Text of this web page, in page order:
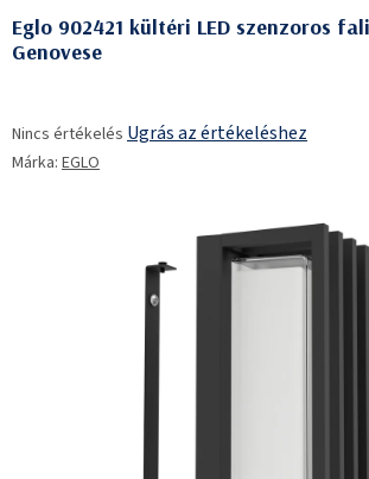
Eglo 902421 kültéri LED szenzoros
Genovese
termék
átlagos
Nincs értékelés Ugrás az értékeléshez
Márka: EGLO